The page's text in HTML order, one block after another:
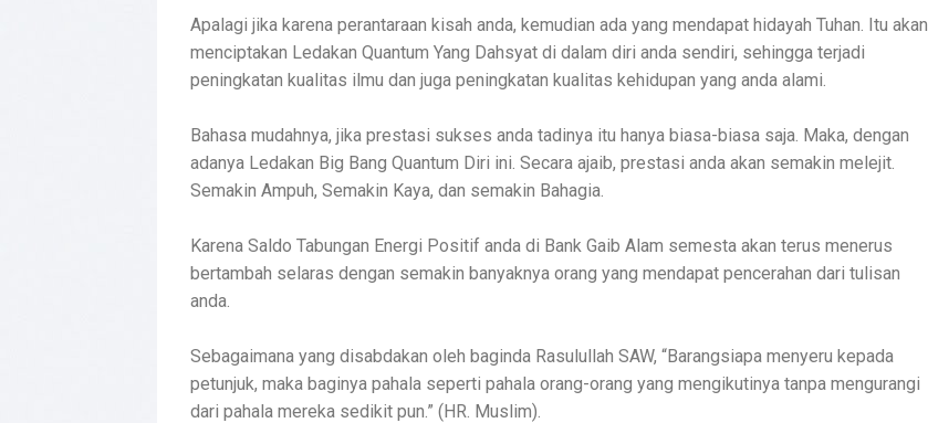
Apalagi jika karena perantaraan kisah anda, kemudian ada yang mendapat hidayah Tuhan. Itu akan
menciptakan Ledakan Quantum Yang Dahsyat di dalam diri anda sendiri, sehingga terjadi
peningkatan kualitas ilmu dan juga peningkatan kualitas kehidupan yang anda alami.
Bahasa mudahnya, jika prestasi sukses anda tadinya itu hanya biasa-biasa saja. Maka, dengan
adanya Ledakan Big Bang Quantum Diri ini. Secara ajaib, prestasi anda akan semakin melejit.
Semakin Ampuh, Semakin Kaya, dan semakin Bahagia.
Karena Saldo Tabungan Energi Positif anda di Bank Gaib Alam semesta akan terus menerus
bertambah selaras dengan semakin banyaknya orang yang mendapat pencerahan dari tulisan
anda.
Sebagaimana yang disabdakan oleh baginda Rasulullah SAW, “Barangsiapa menyeru kepada
petunjuk, maka baginya pahala seperti pahala orang-orang yang mengikutinya tanpa mengurangi
dari pahala mereka sedikit pun.” (HR. Muslim).